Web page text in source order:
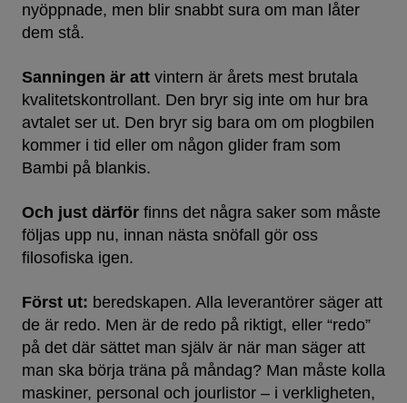
nyöppnade, men blir snabbt sura om man låter
dem stå.
Sanningen är att vintern är årets mest brutala
kvalitetskontrollant. Den bryr sig inte om hur bra
avtalet ser ut. Den bryr sig bara om om plogbilen
kommer i tid eller om någon glider fram som
Bambi på blankis.
Och just därför finns det några saker som måste
följas upp nu, innan nästa snöfall gör oss
filosofiska igen.
Först ut: beredskapen. Alla leverantörer säger att
de är redo. Men är de redo på riktigt, eller “redo”
på det där sättet man själv är när man säger att
man ska börja träna på måndag? Man måste kolla
maskiner, personal och jourlistor – i verkligheten,